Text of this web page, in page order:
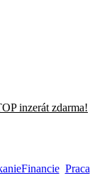
inzerát zdarma!
Praca